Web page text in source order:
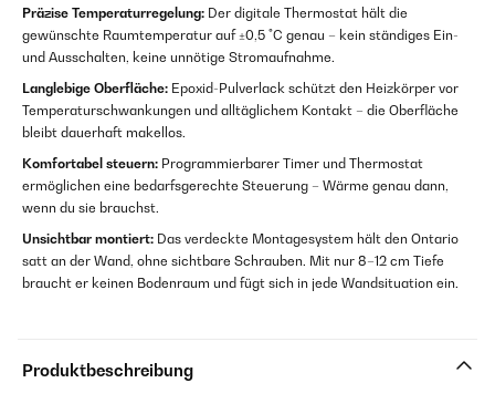
Präzise Temperaturregelung: Der digitale Thermostat hält die
gewünschte Raumtemperatur auf ±0,5 °C genau – kein ständiges Ein-
und Ausschalten, keine unnötige Stromaufnahme.
Langlebige Oberfläche: Epoxid-Pulverlack schützt den Heizkörper vor
Temperaturschwankungen und alltäglichem Kontakt – die Oberfläche
bleibt dauerhaft makellos.
Komfortabel steuern: Programmierbarer Timer und Thermostat
ermöglichen eine bedarfsgerechte Steuerung – Wärme genau dann,
wenn du sie brauchst.
Unsichtbar montiert: Das verdeckte Montagesystem hält den Ontario
satt an der Wand, ohne sichtbare Schrauben. Mit nur 8–12 cm Tiefe
braucht er keinen Bodenraum und fügt sich in jede Wandsituation ein.
Produktbeschreibung